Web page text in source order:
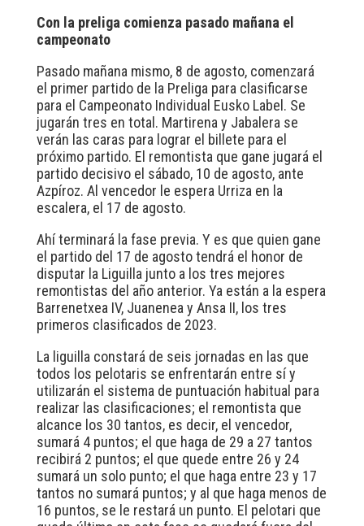
Con la preliga comienza pasado mañana el
campeonato
Pasado mañana mismo, 8 de agosto, comenzará
el primer partido de la Preliga para clasificarse
para el Campeonato Individual Eusko Label. Se
jugarán tres en total. Martirena y Jabalera se
verán las caras para lograr el billete para el
próximo partido. El remontista que gane jugará el
partido decisivo el sábado, 10 de agosto, ante
Azpíroz. Al vencedor le espera Urriza en la
escalera, el 17 de agosto.
Ahí terminará la fase previa. Y es que quien gane
el partido del 17 de agosto tendrá el honor de
disputar la Liguilla junto a los tres mejores
remontistas del año anterior. Ya están a la espera
Barrenetxea IV, Juanenea y Ansa II, los tres
primeros clasificados de 2023.
La liguilla constará de seis jornadas en las que
todos los pelotaris se enfrentarán entre sí y
utilizarán el sistema de puntuación habitual para
realizar las clasificaciones; el remontista que
alcance los 30 tantos, es decir, el vencedor,
sumará 4 puntos; el que haga de 29 a 27 tantos
recibirá 2 puntos; el que quede entre 26 y 24
sumará un solo punto; el que haga entre 23 y 17
tantos no sumará puntos; y al que haga menos de
16 puntos, se le restará un punto. El pelotari que